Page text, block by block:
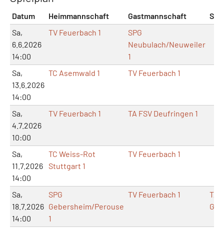
Datum Heimmannschaft Gastmannschaft
Sa,
6.6.2026
14:00
TV Feuerbach 1
SPG
Neubulach/Neuweiler
1
Sa,
13.6.2026
14:00
TC Asemwald 1 TV Feuerbach 1
Sa,
4.7.2026
10:00
TV Feuerbach 1 TA FSV Deufringen 1
Sa,
11.7.2026
14:00
TC Weiss-Rot
Stuttgart 1
TV Feuerbach 1
Sa,
18.7.2026
14:00
SPG
Gebersheim/Perouse
1
TV Feuerbach 1
TA